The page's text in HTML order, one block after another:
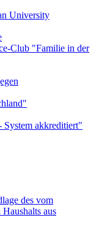
des vom
Haushalts aus